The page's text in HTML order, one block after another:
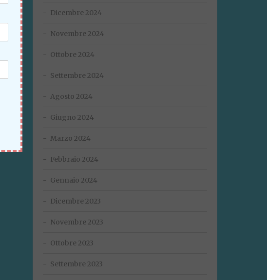
Dicembre 2024
Novembre 2024
Ottobre 2024
Settembre 2024
Agosto 2024
Giugno 2024
Marzo 2024
Febbraio 2024
Gennaio 2024
Dicembre 2023
Novembre 2023
Ottobre 2023
Settembre 2023